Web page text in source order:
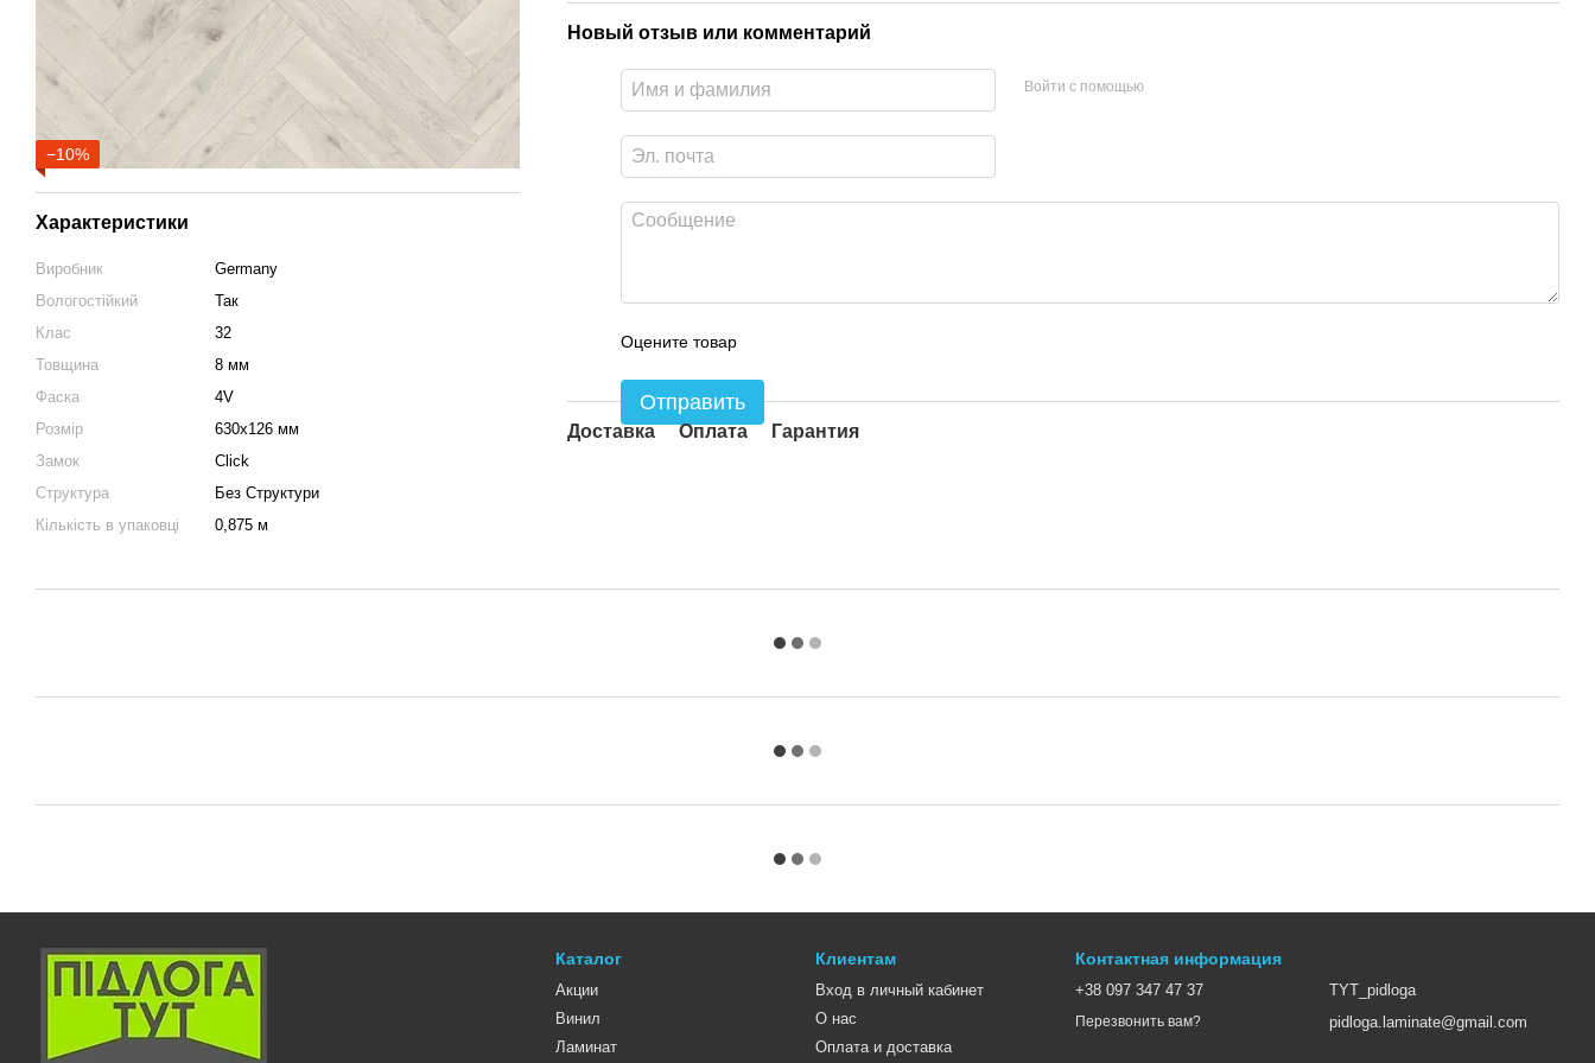
−10%
Характеристики
Виробник
Germany
Вологостійкий
Так
Клас
32
Товщина
8 мм
Фаска
4V
Розмір
630х126 мм
Замок
Click
Структура
Без Структури
Кількість в упаковці
0,875 м
Новый отзыв или комментарий
Войти с помощью
Оцените товар
Отправить
Доставка Оплата Гарантия
Каталог
Акции
Винил
Ламинат
Клиентам
Вход в личный кабинет
О нас
Оплата и доставка
Контактная информация
+38 097 347 47 37
Перезвонить вам?
TYT_pidloga
pidloga.laminate@gmail.com